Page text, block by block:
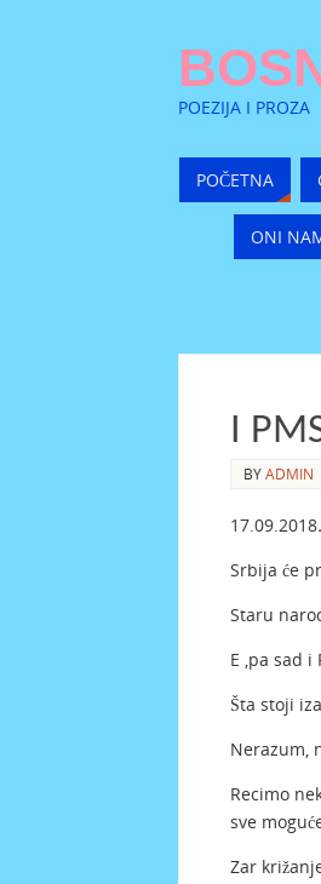
POEZIJA I PROZA
POČETNA
ONI
I
BYADMIN
17.09.2018.
Srbija će
Staru
E ,pa sad
Šta stoji
Nerazum,
Recimo
sve
Zar